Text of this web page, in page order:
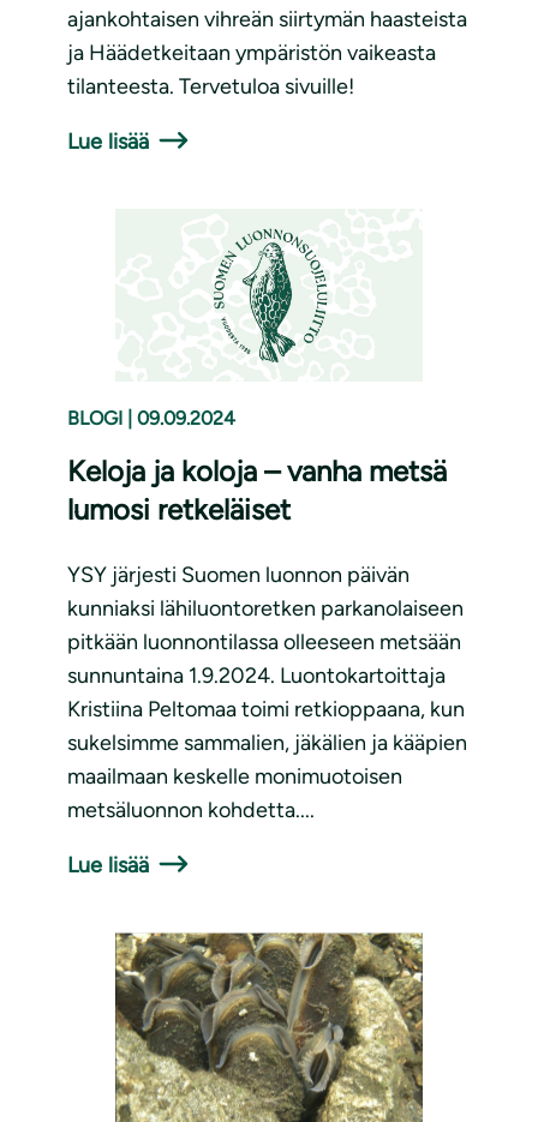
ajankohtaisen vihreän siirtymän haasteista
ja Häädetkeitaan ympäristön vaikeasta
tilanteesta. Tervetuloa sivuille!
Lue lisää
BLOGI 09.09.2024
Keloja ja koloja – vanha metsä
lumosi retkeläiset
YSY järjesti Suomen luonnon päivän
kunniaksi lähiluontoretken parkanolaiseen
pitkään luonnontilassa olleeseen metsään
sunnuntaina 1.9.2024. Luontokartoittaja
Kristiina Peltomaa toimi retkioppaana, kun
sukelsimme sammalien, jäkälien ja kääpien
maailmaan keskelle monimuotoisen
metsäluonnon kohdetta....
Lue lisää